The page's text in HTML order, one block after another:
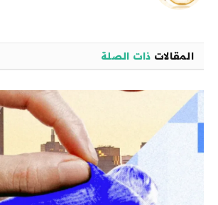
المقالات ذات الصلة